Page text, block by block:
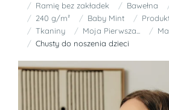
Ramię bez zakładek
Bawełna
240 g/m²
Baby Mint
Tkaniny
Moja Pierwsza...
Chusty do noszenia dzieci